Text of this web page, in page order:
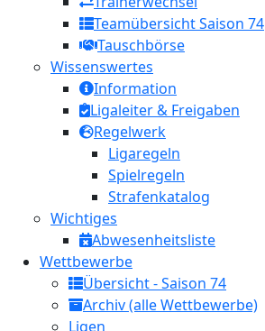
Teamübersicht Saison 74
Tauschbörse
Wissenswertes
Information
Ligaleiter & Freigaben
Regelwerk
Ligaregeln
Spielregeln
Strafenkatalog
Wichtiges
Abwesenheitsliste
Wettbewerbe
Übersicht - Saison 74
Archiv (alle Wettbewerbe)
Ligen